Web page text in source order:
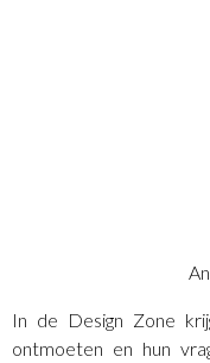
In de Design Zone
ontmoeten en hun